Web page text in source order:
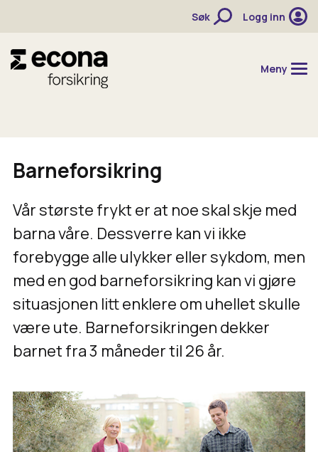
Søk Logg inn
Meny
Hjem
Forsikringer
Priser
Aktuelt
Kontakt
Meld skade
Barneforsikring
Vår største frykt er at noe skal skje med
barna våre. Dessverre kan vi ikke
forebygge alle ulykker eller sykdom, men
med en god barneforsikring kan vi gjøre
situasjonen litt enklere om uhellet skulle
være ute. Barneforsikringen dekker
barnet fra 3 måneder til 26 år.